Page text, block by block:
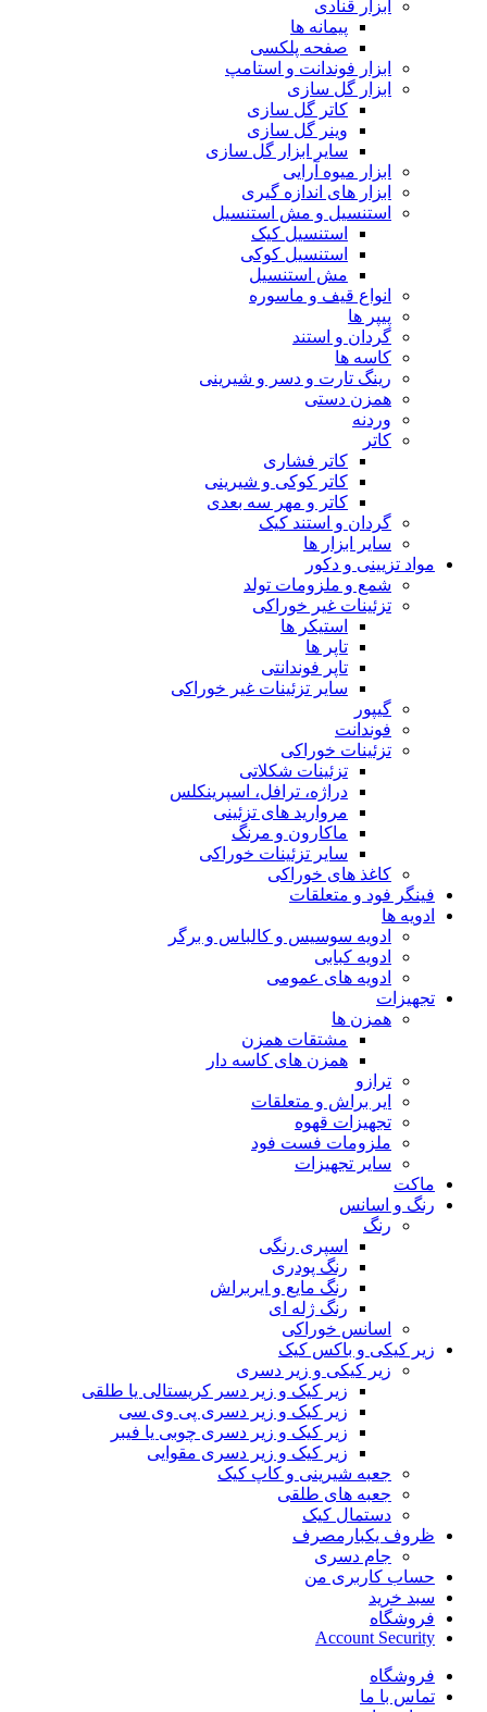
ابزار قنادی
پیمانه ها
صفحه پلکسی
ابزار فوندانت و استامپ
ابزار گل سازی
کاتر گل سازی
وینر گل سازی
سایر ابزار گل سازی
ابزار میوه آرایی
ابزار های اندازه گیری
استنسیل و مش استنسیل
استنسیل کیک
استنسیل کوکی
مش استنسیل
انواع قیف و ماسوره
پیپر ها
گردان و استند
کاسه ها
رینگ تارت و دسر و شیرینی
همزن دستی
وردنه
کاتر
کاتر فشاری
کاتر کوکی و شیرینی
کاتر و مهر سه بعدی
گردان و استند کیک
سایر ابزار ها
مواد تزیینی و دکور
شمع و ملزومات تولد
تزئینات غیر خوراکی
استیکر ها
تاپر ها
تاپر فوندانتی
سایر تزئینات غیر خوراکی
گیپور
فوندانت
تزئینات خوراکی
تزئینات شکلاتی
دراژه، ترافل، اسپرینکلس
مروارید های تزئینی
ماکارون و مرنگ
سایر تزئینات خوراکی
کاغذ های خوراکی
فینگر فود و متعلقات
ادویه ها
ادویه سوسیس و کالباس و برگر
ادویه کبابی
ادویه های عمومی
تجهیزات
همزن ها
مشتقات همزن
همزن های کاسه دار
ترازو
ایر براش و متعلقات
تجهیزات قهوه
ملزومات فست فود
سایر تجهیزات
ماکت
رنگ و اسانس
رنگ
اسپری رنگی
رنگ پودری
رنگ مایع و ایربراش
رنگ ژله ای
اسانس خوراکی
زیر کیکی و باکس کیک
زیر کیکی و زیر دسری
زیر کیک و زیر دسر کریستالی یا طلقی
زیر کیک و زیر دسری پی وی سی
زیر کیک و زیر دسری چوبی یا فیبر
زیر کیک و زیر دسری مقوایی
جعبه شیرینی و کاپ کیک
جعبه های طلقی
دستمال کیک
ظروف یکبارمصرف
جام دسری
حساب کاربری من
سبد خرید
فروشگاه
Account Security
فروشگاه
تماس با ما